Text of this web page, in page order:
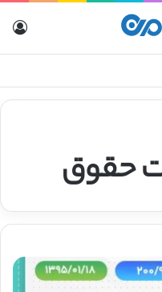
حقوق